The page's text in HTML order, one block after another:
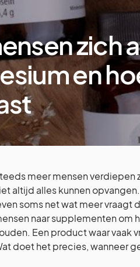
zich
en
meer mensen verdiepen
altijd alles kunnen
soms net wat meer vraagt
naar supplementen om
Een product waar vaak
doet het precies, wanneer